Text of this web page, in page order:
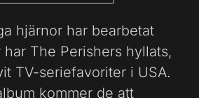
hjärnor har bearbetat
The Perishers hyllats,
TV-seriefavoriter i USA.
kommer de att